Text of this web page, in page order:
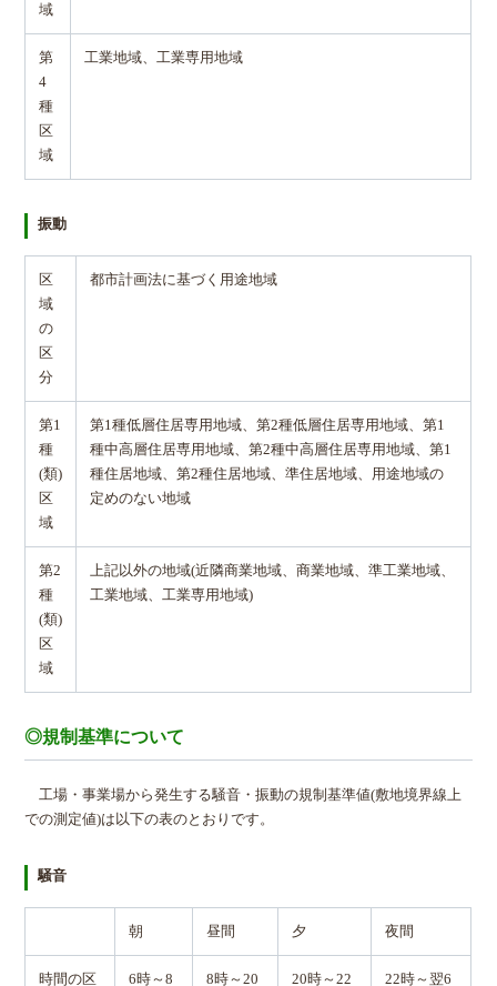
域
第
4
種
区
域
工業地域、工業専用地域
振動
区
域
の
区
分
都市計画法に基づく用途地域
第1
種
(類)
区
域
第1種低層住居専用地域、第2種低層住居専用地域、第1
種中高層住居専用地域、第2種中高層住居専用地域、第1
種住居地域、第2種住居地域、準住居地域、用途地域の
定めのない地域
第2
種
(類)
区
域
上記以外の地域(近隣商業地域、商業地域、準工業地域、
工業地域、工業専用地域)
◎規制基準について
工場・事業場から発生する騒音・振動の規制基準値(敷地境界線上
での測定値)は以下の表のとおりです。
騒音
朝 昼間 夕 夜間
時間の区 6時～8 8時～20 20時～22 22時～翌6